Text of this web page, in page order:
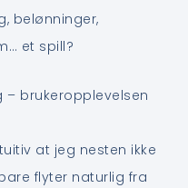
belønninger,
et spill?
– brukeropplevelsen
at jeg nesten ikke
flyter naturlig fra